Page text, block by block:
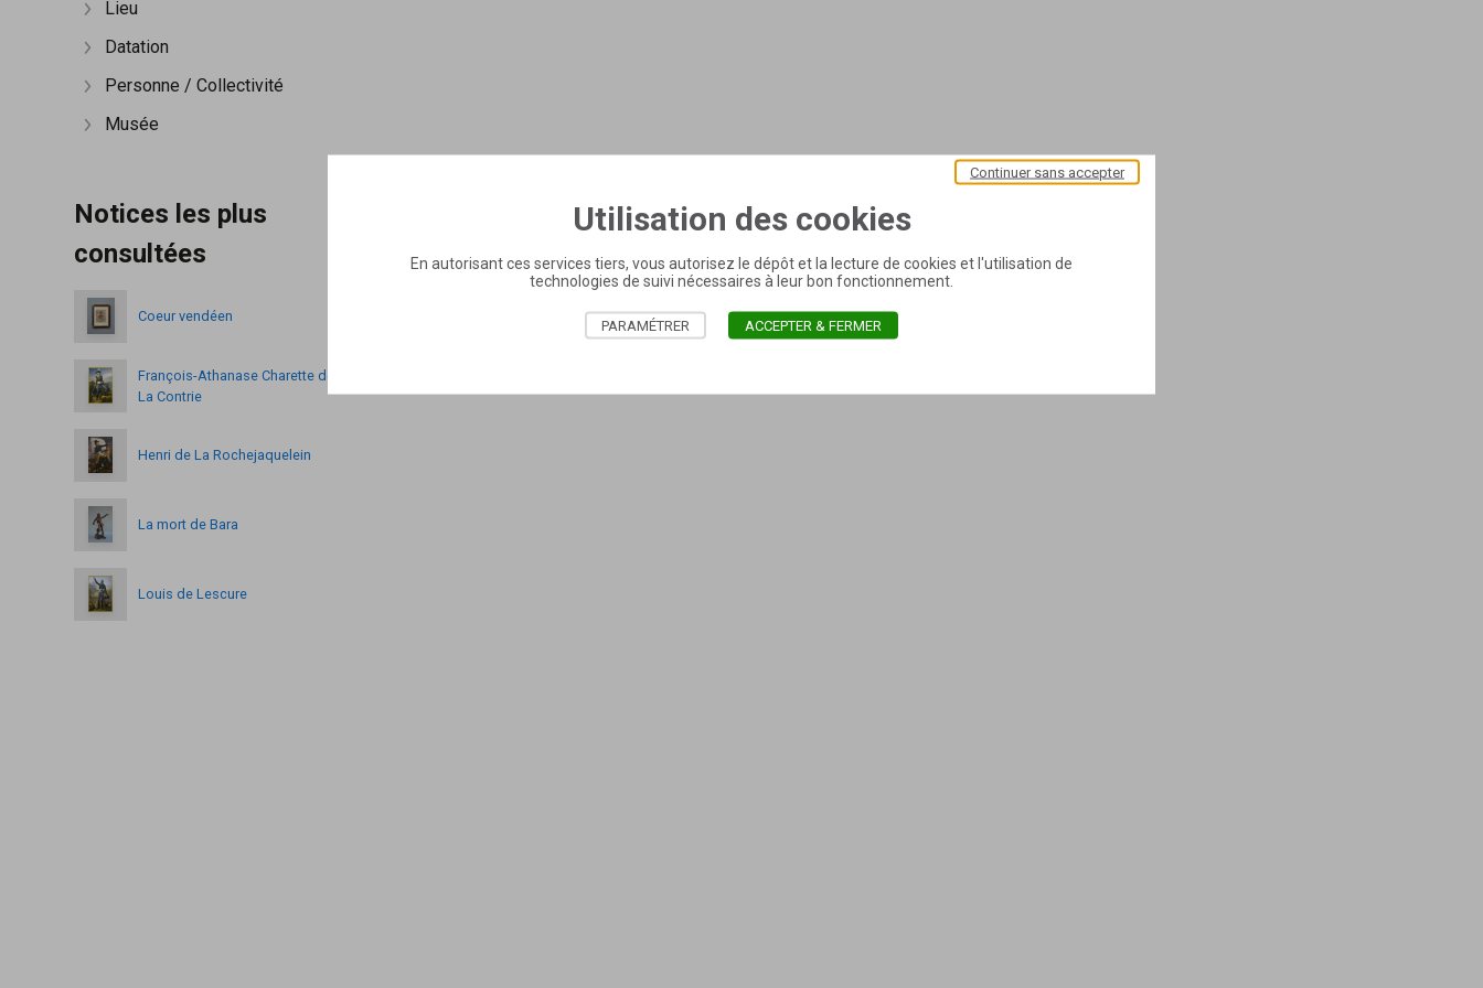
Afficher plus
Lieu
Afficher plus
Datation
Afficher plus
Personne / Collectivité
Afficher plus
Musée
Notices les plus
consultées
Coeur vendéen
François-Athanase Charette de
La Contrie
Henri de La Rochejaquelein
La mort de Bara
Louis de Lescure
Utilisation des cookies
En autorisant ces services tiers, vous autorisez le dépôt et la lecture de cookies et l'utilisation de
technologies de suivi nécessaires à leur bon fonctionnement.
Continuer sans accepter
PARAMÉTRER ACCEPTER & FERMER